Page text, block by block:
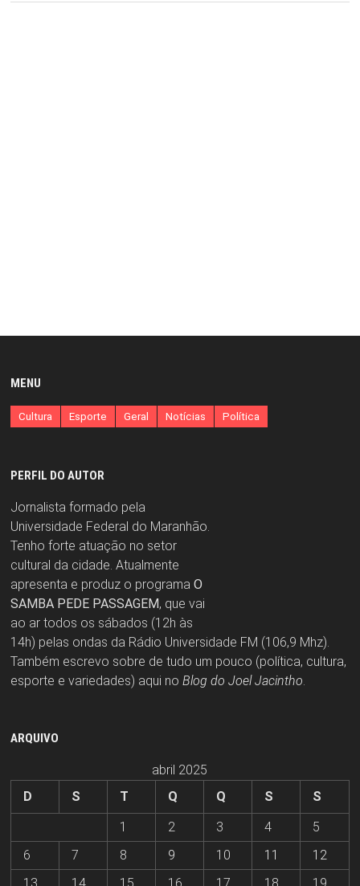
MENU
Cultura Esporte Geral Notícias Política
PERFIL DO AUTOR
Jornalista formado pela
Universidade Federal do Maranhão.
Tenho forte atuação no setor
cultural da cidade. Atualmente
apresenta e produz o programa O
SAMBA PEDE PASSAGEM, que vai
ao ar todos os sábados (12h às
14h) pelas ondas da Rádio Universidade FM (106,9 Mhz).
Também escrevo sobre de tudo um pouco (política, cultura,
esporte e variedades) aqui no Blog do Joel Jacintho.
ARQUIVO
abril 2025
D
S T Q Q S
S
1
2 3 4
5
6
7 8 9 10 11
12